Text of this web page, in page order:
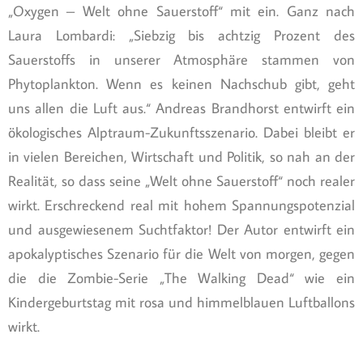
„Oxygen – Welt ohne Sauerstoff“ mit ein. Ganz nach
Laura Lombardi: „Siebzig bis achtzig Prozent des
Sauerstoffs in unserer Atmosphäre stammen von
Phytoplankton. Wenn es keinen Nachschub gibt, geht
uns allen die Luft aus.“ Andreas Brandhorst entwirft ein
ökologisches Alptraum-Zukunftsszenario. Dabei bleibt er
in vielen Bereichen, Wirtschaft und Politik, so nah an der
Realität, so dass seine „Welt ohne Sauerstoff“ noch realer
wirkt. Erschreckend real mit hohem Spannungspotenzial
und ausgewiesenem Suchtfaktor! Der Autor entwirft ein
apokalyptisches Szenario für die Welt von morgen, gegen
die die Zombie-Serie „The Walking Dead“ wie ein
Kindergeburtstag mit rosa und himmelblauen Luftballons
wirkt.